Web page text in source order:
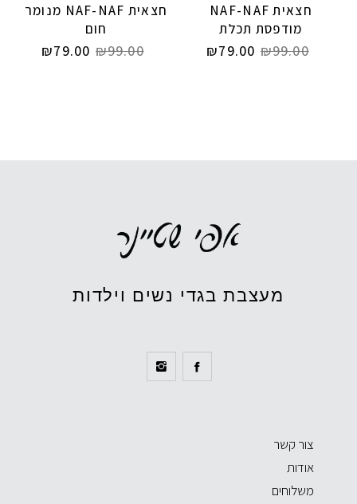
חצאית NAF-NAF
מודפסת תכלת
₪99.00
₪79.00
חצאית NAF-NAF מנומר
חום
₪99.00
₪79.00
מעצבת בגדי נשים וילדות
צור קשר
אודות
משלוחים